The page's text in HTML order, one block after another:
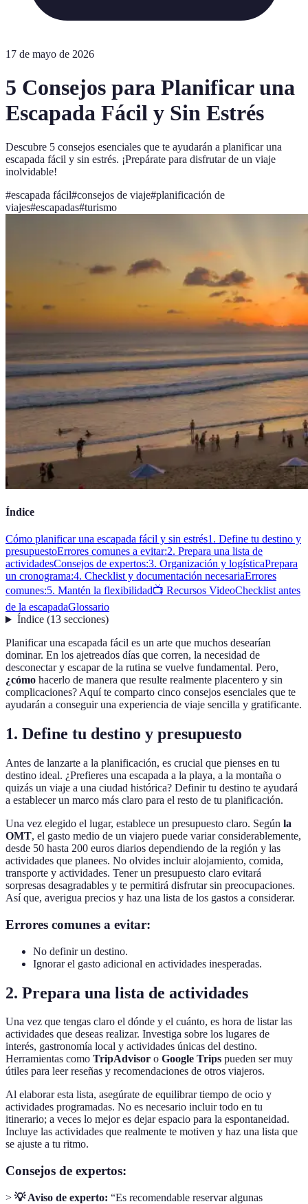
17 de mayo de 2026
5 Consejos para Planificar una
Escapada Fácil y Sin Estrés
Descubre 5 consejos esenciales que te ayudarán a planificar una
escapada fácil y sin estrés. ¡Prepárate para disfrutar de un viaje
inolvidable!
#escapada fácil#consejos de viaje#planificación de
viajes#escapadas#turismo
Índice
Cómo planificar una escapada fácil y sin estrés1. Define tu destino y
presupuestoErrores comunes a evitar:2. Prepara una lista de
actividadesConsejos de expertos:3. Organización y logísticaPrepara
un cronograma:4. Checklist y documentación necesariaErrores
comunes:5. Mantén la flexibilidad📺 Recursos VideoChecklist antes
de la escapadaGlossario
Índice(13 secciones)
Planificar una escapada fácil es un arte que muchos desearían
dominar. En los ajetreados días que corren, la necesidad de
desconectar y escapar de la rutina se vuelve fundamental. Pero,
¿cómo hacerlo de manera que resulte realmente placentero y sin
complicaciones? Aquí te comparto cinco consejos esenciales que te
ayudarán a conseguir una experiencia de viaje sencilla y gratificante.
1. Define tu destino y presupuesto
Antes de lanzarte a la planificación, es crucial que pienses en tu
destino ideal. ¿Prefieres una escapada a la playa, a la montaña o
quizás un viaje a una ciudad histórica? Definir tu destino te ayudará
a establecer un marco más claro para el resto de tu planificación.
Una vez elegido el lugar, establece un presupuesto claro. Según la
OMT, el gasto medio de un viajero puede variar considerablemente,
desde 50 hasta 200 euros diarios dependiendo de la región y las
actividades que planees. No olvides incluir alojamiento, comida,
transporte y actividades. Tener un presupuesto claro evitará
sorpresas desagradables y te permitirá disfrutar sin preocupaciones.
Así que, averigua precios y haz una lista de los gastos a considerar.
Errores comunes a evitar:
No definir un destino.
Ignorar el gasto adicional en actividades inesperadas.
2. Prepara una lista de actividades
Una vez que tengas claro el dónde y el cuánto, es hora de listar las
actividades que deseas realizar. Investiga sobre los lugares de
interés, gastronomía local y actividades únicas del destino.
Herramientas como TripAdvisor o Google Trips pueden ser muy
útiles para leer reseñas y recomendaciones de otros viajeros.
Al elaborar esta lista, asegúrate de equilibrar tiempo de ocio y
actividades programadas. No es necesario incluir todo en tu
itinerario; a veces lo mejor es dejar espacio para la espontaneidad.
Incluye las actividades que realmente te motiven y haz una lista que
se ajuste a tu ritmo.
Consejos de expertos:
> 💡 Aviso de experto: “Es recomendable reservar algunas